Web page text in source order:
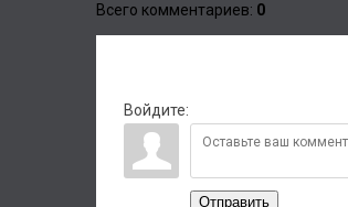
Всего комментариев: 0
Войдите:
Отправить